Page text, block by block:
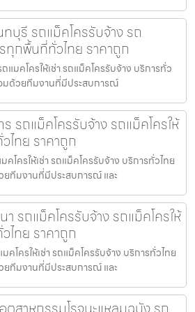
บุรี รถแม็คโครรับจ้าง รถ
ทุกพื้นที่ทั่วไทย ราคาถูก
มคโครให้เช่า รถแม็คโครรับจ้าง บริการทั่ว
มด้วยทีมงานที่มีประสบการณ์
ร รถแม็คโครรับจ้าง รถแม็คโครให้
ไทย ราคาถูก
คโครให้เช่า รถแม็คโครรับจ้าง บริการทั่วไทย
ยทีมงานที่มีประสบการณ์ และ
า รถแม็คโครรับจ้าง รถแม็คโครให้
ไทย ราคาถูก
คโครให้เช่า รถแม็คโครรับจ้าง บริการทั่วไทย
ยทีมงานที่มีประสบการณ์ และ